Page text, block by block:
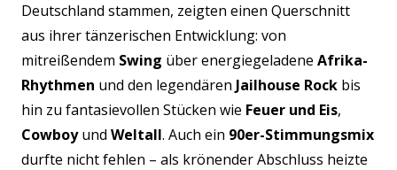
Deutschland stammen, zeigten einen Querschnitt
aus ihrer tänzerischen Entwicklung: von
mitreißendem Swing über energiegeladene Afrika-
Rhythmen und den legendären Jailhouse Rock bis
hin zu fantasievollen Stücken wie Feuer und Eis,
Cowboyund Weltall. Auch ein 90er-Stimmungsmix
durfte nicht fehlen – als krönender Abschluss heizte